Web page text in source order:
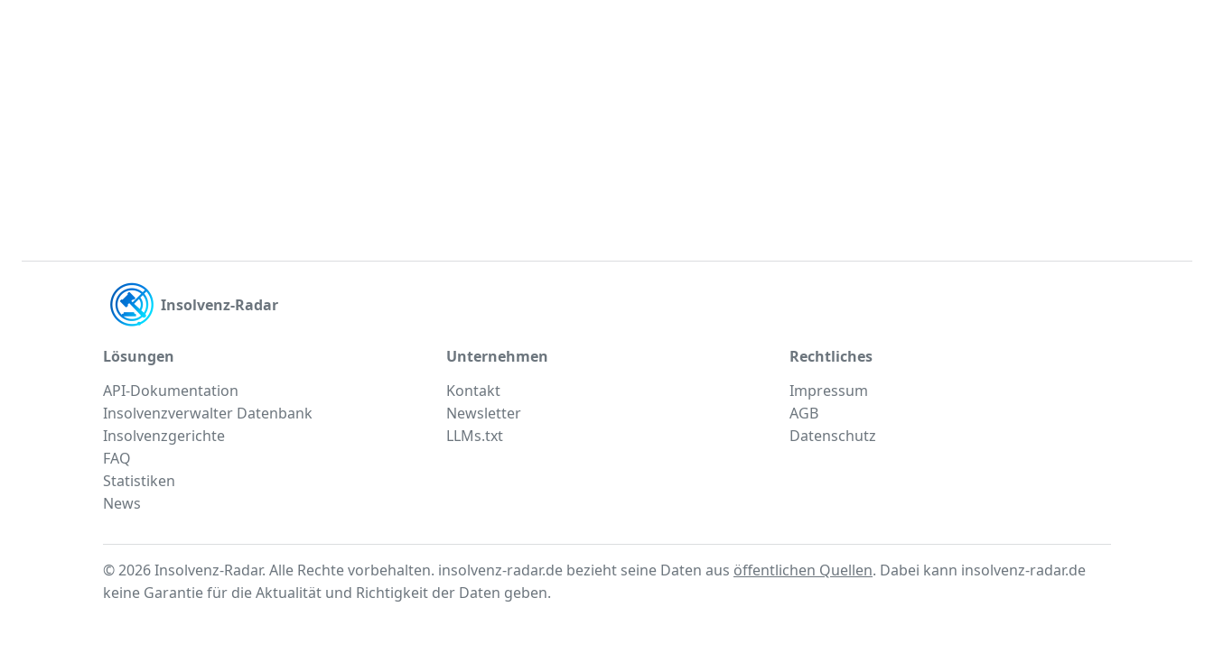
Insolvenz-Radar
Lösungen
API-Dokumentation
Insolvenzverwalter Datenbank
Insolvenzgerichte
FAQ
Statistiken
News
Unternehmen
Kontakt
Newsletter
LLMs.txt
Rechtliches
Impressum
AGB
Datenschutz
© 2026 Insolvenz-Radar. Alle Rechte vorbehalten. insolvenz-radar.de bezieht seine Daten aus öffentlichen Quellen. Dabei kann insolvenz-radar.de
keine Garantie für die Aktualität und Richtigkeit der Daten geben.